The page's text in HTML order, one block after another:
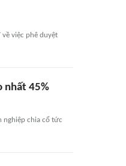
về việc phê duyệt
nhất 45%
nghiệp chia cổ tức